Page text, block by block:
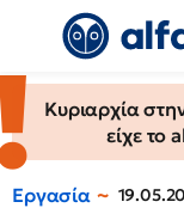
Κυριαρχία
είχε το
Εργασία